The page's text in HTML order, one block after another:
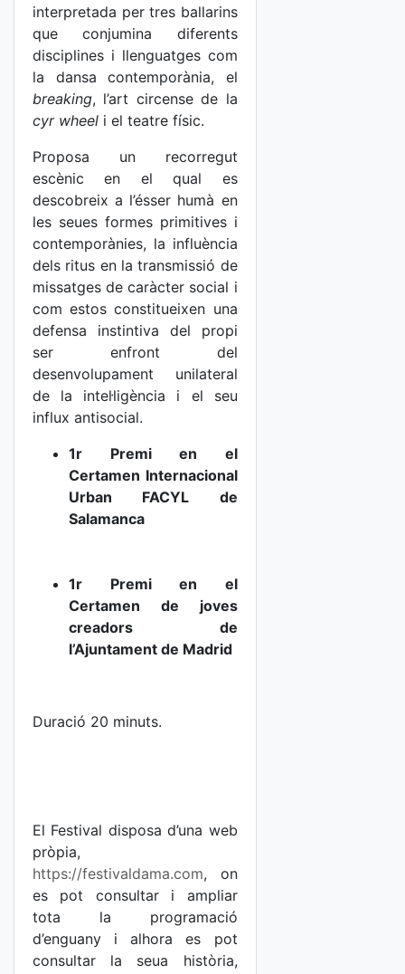
interpretada per tres ballarins
que conjumina diferents
disciplines i llenguatges com
la dansa contemporània, el
breaking, l’art circense de la
cyr wheel i el teatre físic.
Proposa un recorregut
escènic en el qual es
descobreix a l’ésser humà en
les seues formes primitives i
contemporànies, la influència
dels ritus en la transmissió de
missatges de caràcter social i
com estos constitueixen una
defensa instintiva del propi
ser enfront del
desenvolupament unilateral
de la intel·ligència i el seu
influx antisocial.
1r Premi en el
Certamen Internacional
Urban FACYL de
Salamanca
1r Premi en el
Certamen de joves
creadors de
l’Ajuntament de Madrid
Duració 20 minuts.
El Festival disposa d’una web
pròpia,
https://festivaldama.com, on
es pot consultar i ampliar
tota la programació
d’enguany i alhora es pot
consultar la seua història,